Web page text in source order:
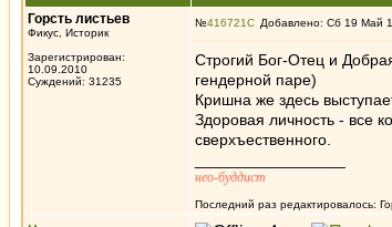
Горсть листьев
Фикус, Историк
Зарегистрирован:
10.09.2010
Суждений: 31235
№416721 Добавлено: Сб 19 Май
Строгий Бог-Отец и
гендерной паре)
Кришна же здесь
Здоровая личность - все
сверхъественного.
нео-буддист
Последний раз редактировалось: